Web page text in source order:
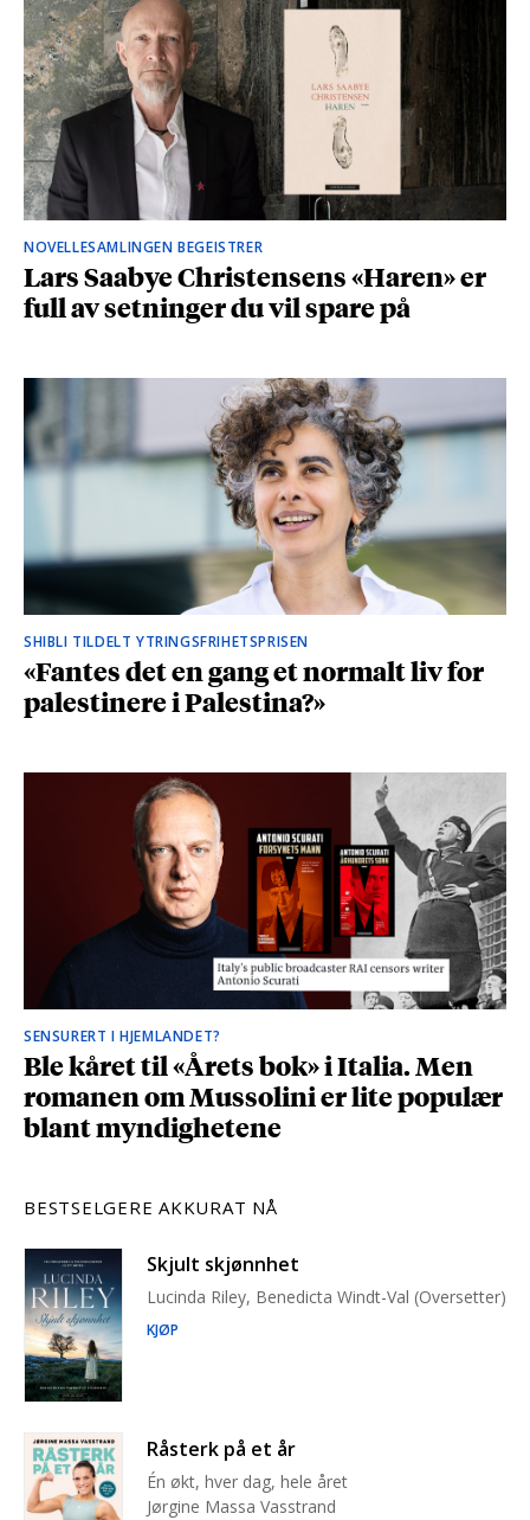
NOVELLESAMLINGEN BEGEISTRER
Lars Saabye Christensens «Haren» er
full av setninger du vil spare på
SHIBLI TILDELT YTRINGSFRIHETSPRISEN
«Fantes det en gang et normalt liv for
palestinere i Palestina?»
SENSURERT I HJEMLANDET?
Ble kåret til «Årets bok» i Italia. Men
romanen om Mussolini er lite populær
blant myndighetene
BESTSELGERE AKKURAT NÅ
Skjult skjønnhet
Lucinda Riley, Benedicta Windt-Val (Oversetter)
KJØP
Råsterk på et år
Én økt, hver dag, hele året
Jørgine Massa Vasstrand